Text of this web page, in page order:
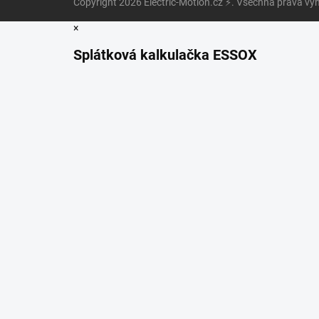
Copyright 2026 Electric-Motion.cz ⚡. Všechna práva
×
Splátková kalkulačka ESSOX